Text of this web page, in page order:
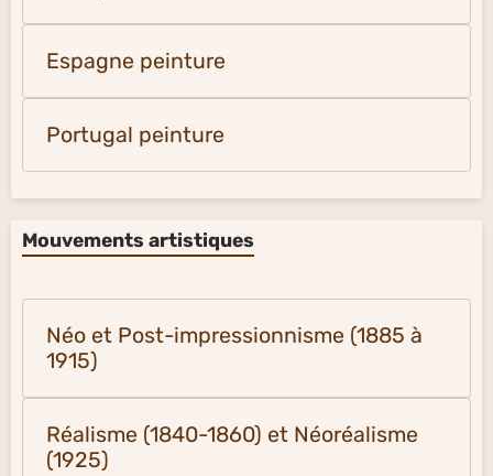
Espagne peinture
Portugal peinture
Mouvements artistiques
Néo et Post-impressionnisme (1885 à
1915)
Réalisme (1840-1860) et Néoréalisme
(1925)